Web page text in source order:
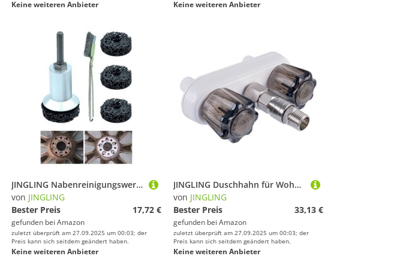
Keine weiteren Anbieter Keine weiteren Anbieter
JINGLING Nabenreinigungswerkzeug | Radnaben Reinigungsset,Werkzeug zur Rostentfernung entfernt Staub Öl Schmutz passt für Bohrmaschinen Radbolzen Rotoren Reparatur Restauration für LKW Pkw Lenkung
von JINGLING
Bester Preis
17,72 €
gefunden bei Amazon
zuletzt überprüft am 27.09.2025 um 00:03; der
Preis kann sich seitdem geändert haben.
Keine weiteren Anbieter
JINGLING Duschhahn für Wohnmobil, Ersatz für Duschventil für Freizeitfahrzeuge, Schnellverbindungsadapter für Wohnwagen, Camping, Van Boot
von JINGLING
Bester Preis
33,13 €
gefunden bei Amazon
zuletzt überprüft am 27.09.2025 um 00:03; der
Preis kann sich seitdem geändert haben.
Keine weiteren Anbieter